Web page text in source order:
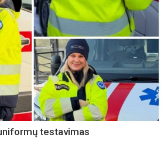
testavimas